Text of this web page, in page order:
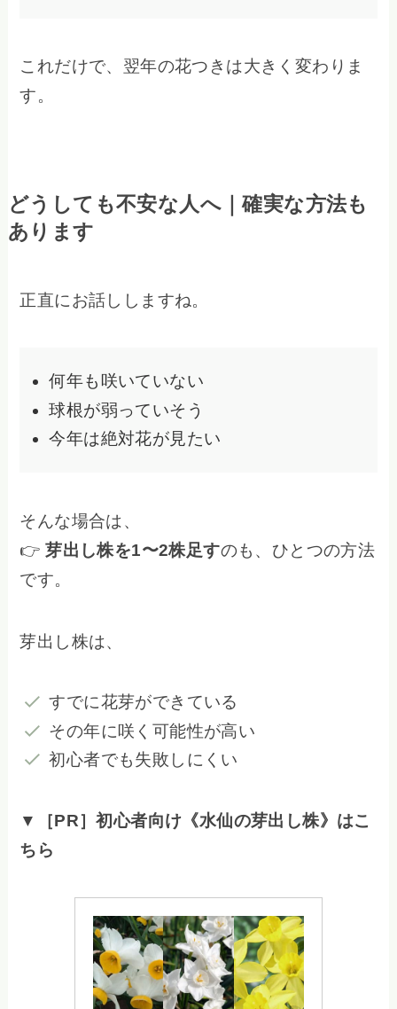
これだけで、翌年の花つきは大きく変わりま
す。
どうしても不安な人へ｜確実な方法も
あります
正直にお話ししますね。
何年も咲いていない
球根が弱っていそう
今年は絶対花が見たい
そんな場合は、
👉芽出し株を1〜2株足すのも、ひとつの方法
です。
芽出し株は、
すでに花芽ができている
その年に咲く可能性が高い
初心者でも失敗しにくい
▼［PR］初心者向け《水仙の芽出し株》はこ
ちら